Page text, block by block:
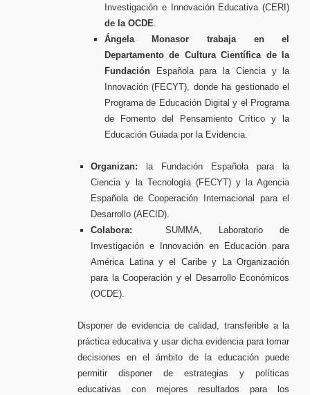
Investigación e Innovación Educativa (CERI)
de la OCDE
Ángela Monasor trabaja en el
Departamento de Cultura Científica de la
Fundación
Española para la Ciencia y la
Innovación (FECYT), donde ha gestionado el
Programa de Educación Digital y el Programa
de Fomento del Pensamiento Crítico y la
Educación Guiada por la Evidencia.
Organizan: la Fundación Española para la
Ciencia y la Tecnología (FECYT) y la Agencia
Española de Cooperación Internacional para el
Desarrollo (AECID).
Colabora: SUMMA, Laboratorio de
Investigación e Innovación en Educación para
América Latina y el Caribe y La Organización
para la Cooperación y el Desarrollo Económicos
(OCDE).
Disponer de evidencia de calidad, transferible a la
práctica educativa y usar dicha evidencia para tomar
decisiones en el ámbito de la educación puede
permitir disponer de estrategias y políticas
educativas con mejores resultados para los